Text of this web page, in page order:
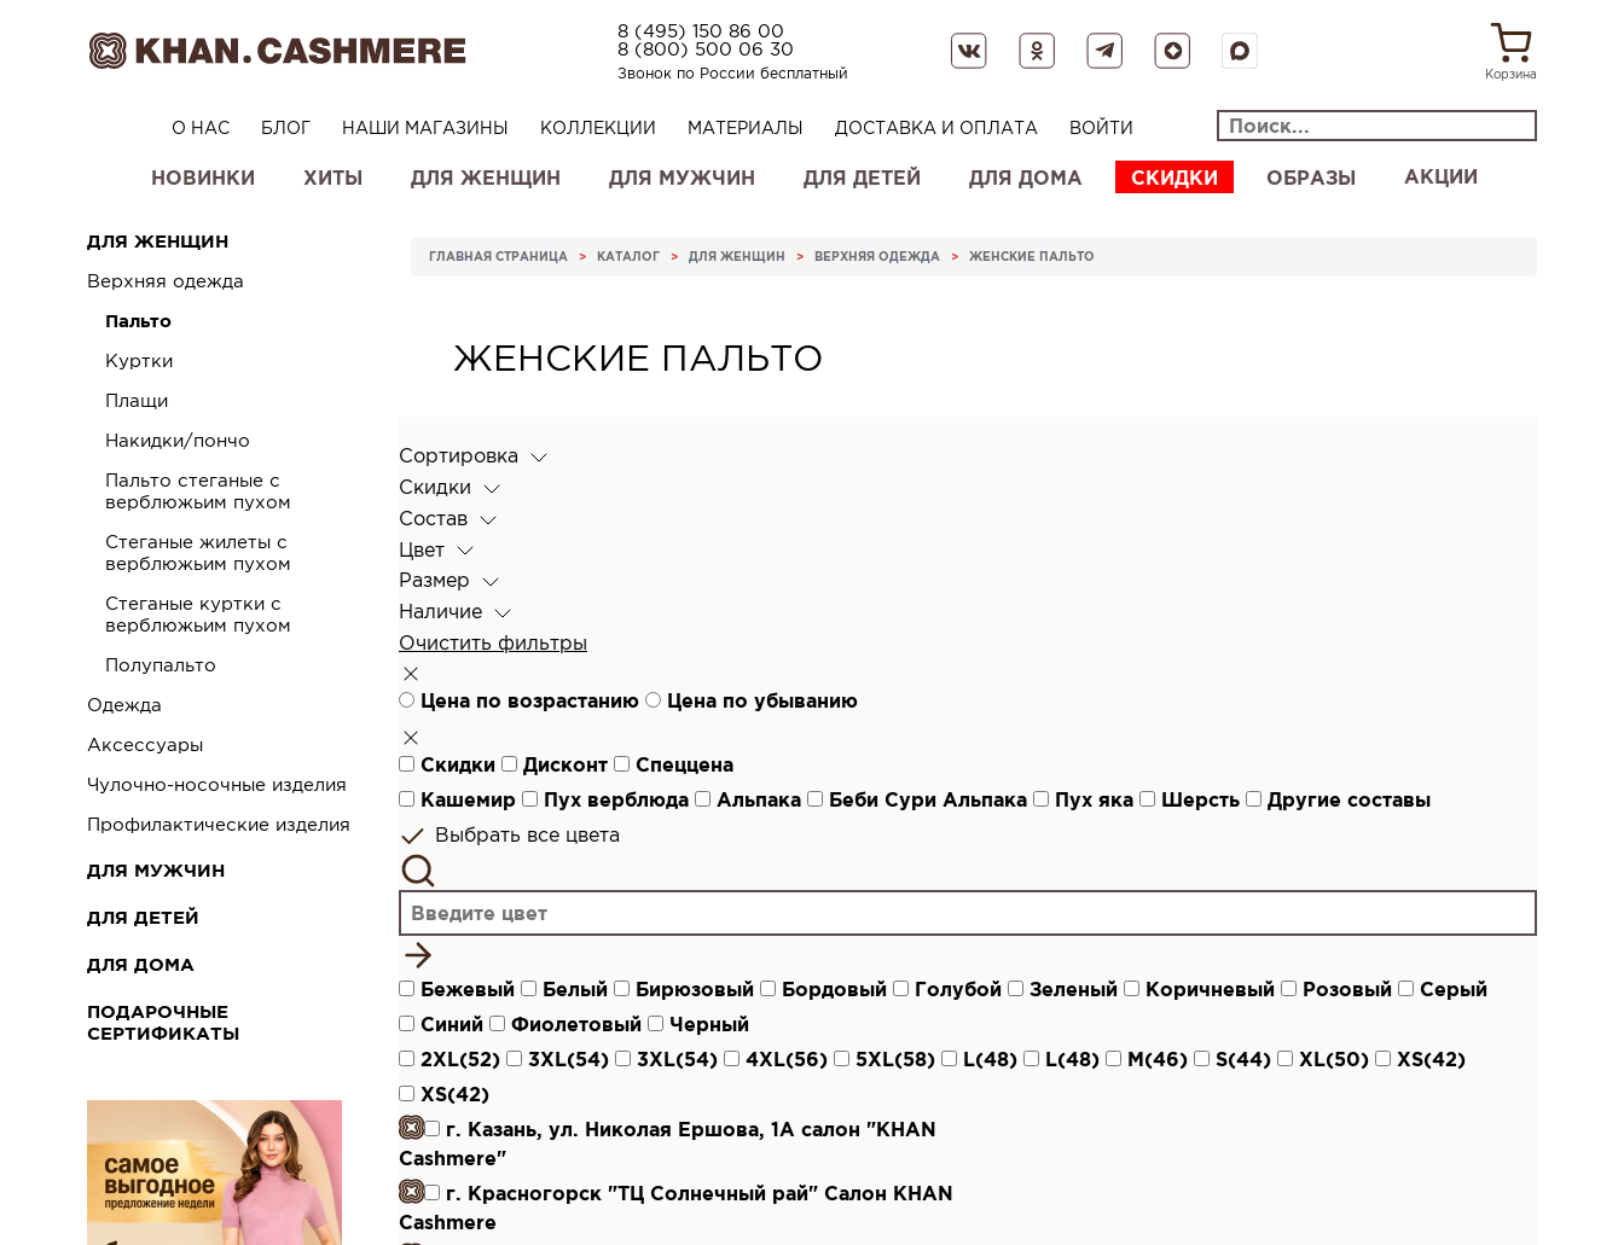
8 (495) 150 86 00
8 (800) 500 06 30
Звонок по России бесплатный Корзина
О НАС БЛОГ НАШИ МАГАЗИНЫ КОЛЛЕКЦИИ МАТЕРИАЛЫ ДОСТАВКА И ОПЛАТА ВОЙТИ
НОВИНКИ ХИТЫ ДЛЯ ЖЕНЩИН ДЛЯ МУЖЧИН ДЛЯ ДЕТЕЙ ДЛЯ ДОМА СКИДКИ ОБРАЗЫ АКЦИИ
ДЛЯ ЖЕНЩИН
Верхняя одежда
Пальто
Куртки
Плащи
Накидки/пончо
Пальто стеганые с
верблюжьим пухом
Стеганые жилеты с
верблюжьим пухом
Стеганые куртки с
верблюжьим пухом
Полупальто
Одежда
Аксессуары
Чулочно-носочные изделия
Профилактические изделия
ДЛЯ МУЖЧИН
ДЛЯ ДЕТЕЙ
ДЛЯ ДОМА
ПОДАРОЧНЫЕ
СЕРТИФИКАТЫ
ГЛАВНАЯ СТРАНИЦА > КАТАЛОГ > ДЛЯ ЖЕНЩИН > ВЕРХНЯЯ ОДЕЖДА > ЖЕНСКИЕ ПАЛЬТО
ЖЕНСКИЕ ПАЛЬТО
Сортировка
Скидки
Состав
Цвет
Размер
Наличие
Очистить фильтры
Цена по возрастанию Цена по убыванию
Скидки Дисконт
Спеццена
Кашемир
Пух верблюда Альпака Беби Сури Альпака Пух яка Шерсть
Другие составы
Выбрать все цвета
Бежевый Белый Бирюзовый Бордовый Голубой Зеленый Коричневый Розовый
Серый
Синий
Фиолетовый
Черный
2XL(52)
3XL(54) 3XL(54) 4XL(56) 5XL(58) L(48) L(48) M(46) S(44) XL(50)
XS(42)
XS(42)
г. Казань, ул. Николая Ершова, 1А салон "KHAN
Cashmere"
г. Красногорск "ТЦ Солнечный рай" Салон KHAN
Cashmere